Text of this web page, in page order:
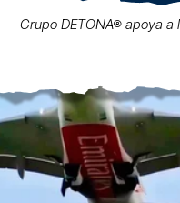
Grupo DETONA® apoya a